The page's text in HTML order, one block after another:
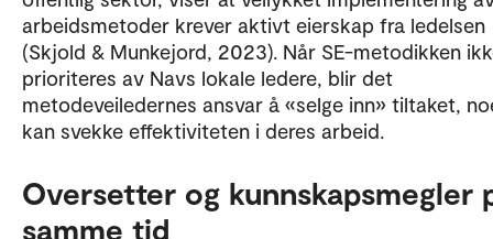
arbeidsmetoder krever aktivt eierskap fra ledelsen
(Skjold & Munkejord, 2023). Når SE-metodikken
prioriteres av Navs lokale ledere, blir det
metodeveiledernes ansvar å «selge inn» tiltaket,
kan svekke effektiviteten i deres arbeid.
Oversetter og kunnskapsmegler
samme tid